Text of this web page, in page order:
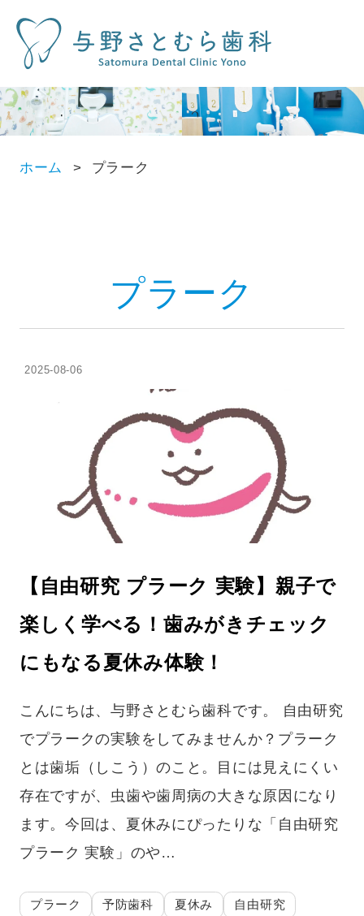
ホーム プラーク
プラーク
2025-08-06
【自由研究 プラーク 実験】親子で
楽しく学べる！歯みがきチェック
にもなる夏休み体験！
こんにちは、与野さとむら歯科です。 自由研究
でプラークの実験をしてみませんか？プラーク
とは歯垢（しこう）のこと。目には見えにくい
存在ですが、虫歯や歯周病の大きな原因になり
ます。今回は、夏休みにぴったりな「自由研究
プラーク 実験」のや…
プラーク 予防歯科 夏休み 自由研究